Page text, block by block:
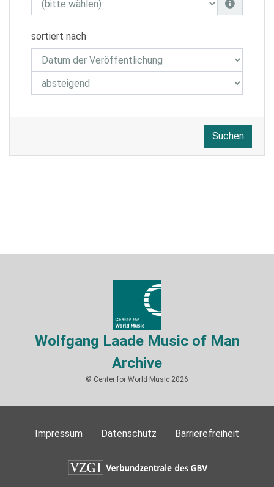
sortiert nach
Suchen
Wolfgang Laade Music of Man
Archive
© Center for World Music 2026
Impressum Datenschutz Barrierefreiheit